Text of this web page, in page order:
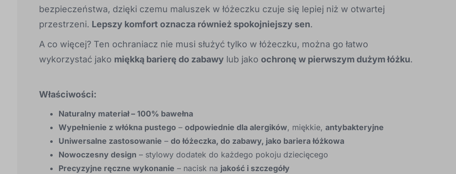
bezpieczeństwa, dzięki czemu maluszek w łóżeczku czuje się lepiej niż w otwartej
przestrzeni. Lepszy komfort oznacza również spokojniejszy sen.
A co więcej? Ten ochraniacz nie musi służyć tylko w łóżeczku, można go łatwo
wykorzystać jako miękką barierę do zabawy lub jako ochronę w pierwszym dużym łóżku.
Właściwości:
Naturalny materiał – 100% bawełna
Wypełnienie z włókna pustego – odpowiednie dla alergików, miękkie, antybakteryjne
Uniwersalne zastosowanie – do łóżeczka, do zabawy, jako bariera łóżkowa
Nowoczesny design – stylowy dodatek do każdego pokoju dziecięcego
Precyzyjne ręczne wykonanie – nacisk na jakość i szczegóły